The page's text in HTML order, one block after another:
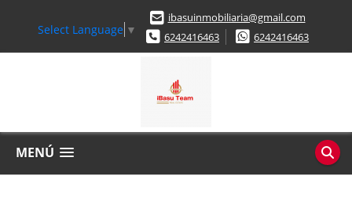
Select Language ▼
ibasuinmobiliaria@gmail.com
6242416463
6242416463
MENÚ